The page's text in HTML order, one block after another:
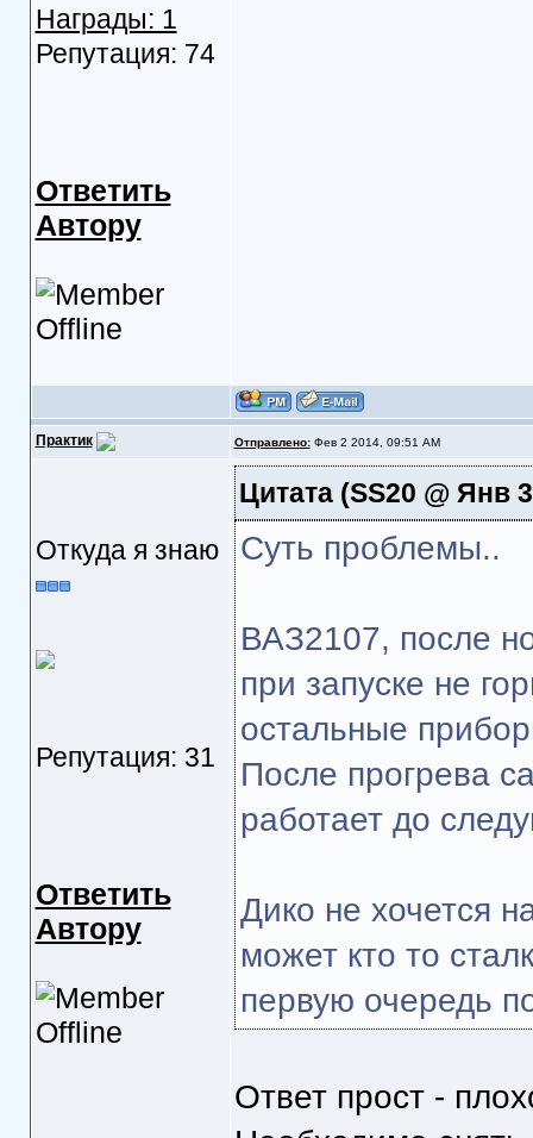
Награды: 1
Репутация: 74
Ответить
Автору
Практик Отправлено:Фев 2 2014, 09:51 AM
Откуда я знаю
Репутация: 31
Ответить
Автору
Цитата(SS20 @ Янв
Суть проблемы..
ВАЗ2107, после
при запуске не
остальные
После прогрева
работает до
Дико не хочется
может кто то
первую очередь
Ответ прост -